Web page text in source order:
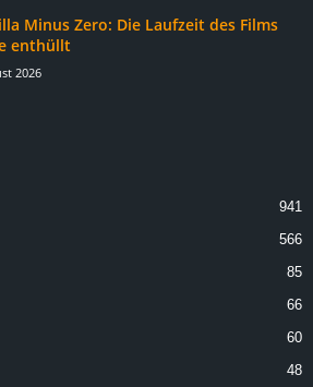
Minus Zero: Die Laufzeit des Films
enthüllt
2026
941
566
85
66
60
48